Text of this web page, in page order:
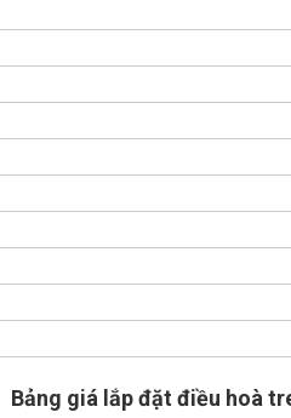
Bảng giá lắp đặt điều hoà